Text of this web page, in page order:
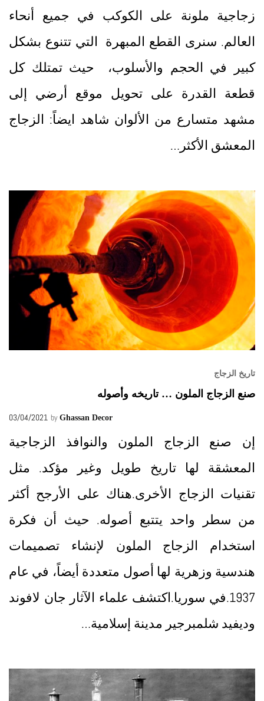
زجاجية ملونة على الكوكب في جميع أنحاء
العالم. سنرى القطع المبهرة التي تتنوع بشكل
كبير في الحجم والأسلوب، حيث تمتلك كل
قطعة القدرة على تحويل موقع أرضي إلى
مشهد متسارع من الألوان شاهد ايضاً: الزجاج
المعشق الأكثر…
تاريخ الزجاج
صنع الزجاج الملون … تاريخه وأصوله
03/04/2021 by Ghassan Decor
إن صنع الزجاج الملون والنوافذ الزجاجية
المعشقة لها تاريخ طويل وغير مؤكد. مثل
تقنيات الزجاج الأخرى.هناك على الأرجح أكثر
من سطر واحد يتتبع أصوله. حيث أن فكرة
استخدام الزجاج الملون لإنشاء تصميمات
هندسية وزهرية لها أصول متعددة أيضاً، في عام
1937.في سوريا.اكتشف علماء الآثار جان لافوند
وديفيد شلمبرجير مدينة إسلامية…